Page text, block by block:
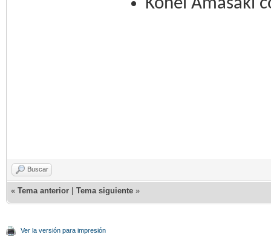
Kohei Amasaki
Buscar
« Tema anterior Tema siguiente »
Ver la versión para impresión